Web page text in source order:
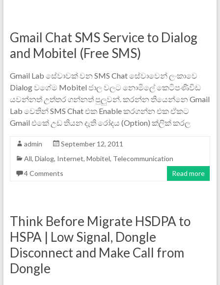
Gmail Chat SMS Service to Dialog
and Mobitel (Free SMS)
Gmail Lab සේවාවක් වන SMS Chat සේවාවෙන් ලංකාවෙ
Dialog වගේම Mobitel ජාල වලට නොමිලේ කෙටිපණිවිඩ
යවන්නත් උත්තර ගන්නත් පුලුවන්. කරන්න තියෙන්නෙ Gmail
Lab වෙතින් SMS Chat එක Enable කරගන්න එක ඒකට
Gmail එකේ උඩ තියන දැති රෝදය (Option) ක්ලික් කරල
admin
September 12, 2011
All, Dialog, Internet, Mobitel, Telecommunication
4 Comments
Read more
Think Before Migrate HSDPA to
HSPA | Low Signal, Dongle
Disconnect and Make Call from
Dongle